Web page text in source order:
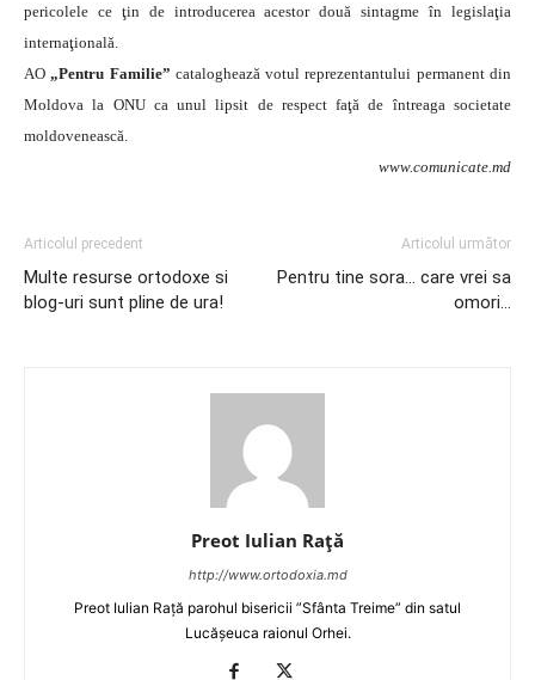
pericolele ce ţin de introducerea acestor două sintagme în legislaţia
internaţională.
AO„Pentru Familie” cataloghează votul reprezentantului permanent din
Moldova la ONU ca unul lipsit de respect faţă de întreaga societate
moldovenească.
www.comunicate.md
Articolul precedent
Multe resurse ortodoxe si
blog-uri sunt pline de ura!
Articolul următor
Pentru tine sora… care vrei sa
omori…
Preot Iulian Raţă
http://www.ortodoxia.md
Preot Iulian Rață parohul bisericii ”Sfânta Treime” din satul
Lucășeuca raionul Orhei.